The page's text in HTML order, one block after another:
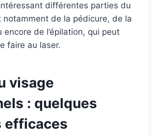
différentes parties du
notamment de la pédicure, de la
encore de l’épilation, qui peut
faire au laser.
visage
: quelques
efficaces